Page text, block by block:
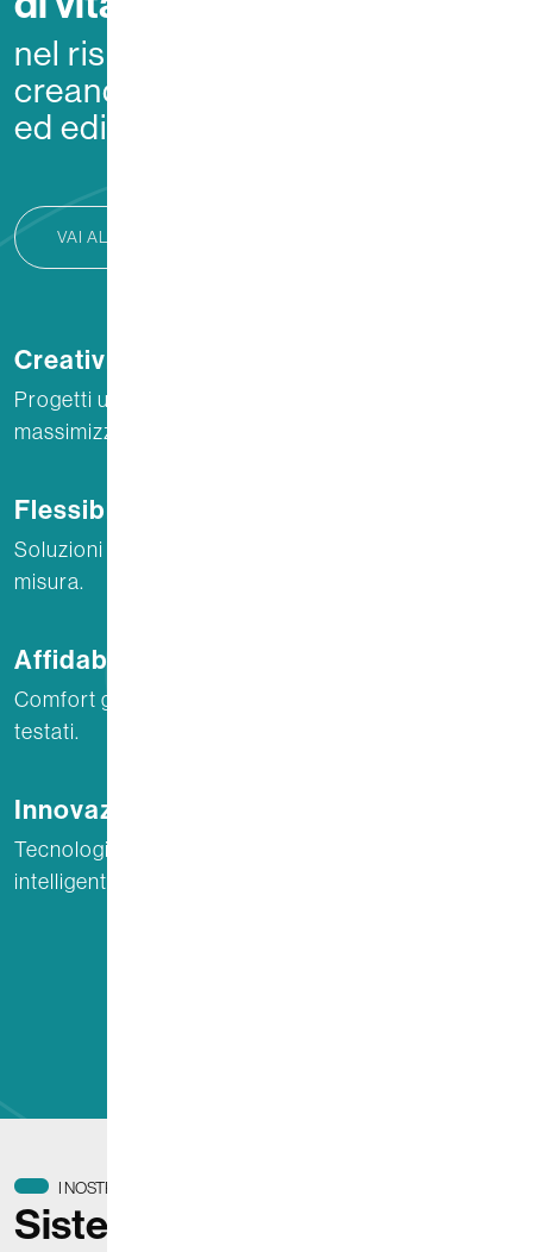
nel rispetto dell’ambiente,
creando case
ed edifici efficienti che respirano!
VAI ALLA PAGINA
Creatività
Progetti unici per semplificare l’installazione e
massimizzare l’efficienza.
Flessibilità
Soluzioni personalizzate per impianti ottimizzati e su
misura.
Affidabilità
Comfort garantito ogni giorno da impianti affidabili e
testati.
Innovazione
Tecnologie all’avanguardia per impianti più
intelligenti, sostenibili e orientati al futuro.
I NOSTRI PRODOTTI
Sistemi integrati